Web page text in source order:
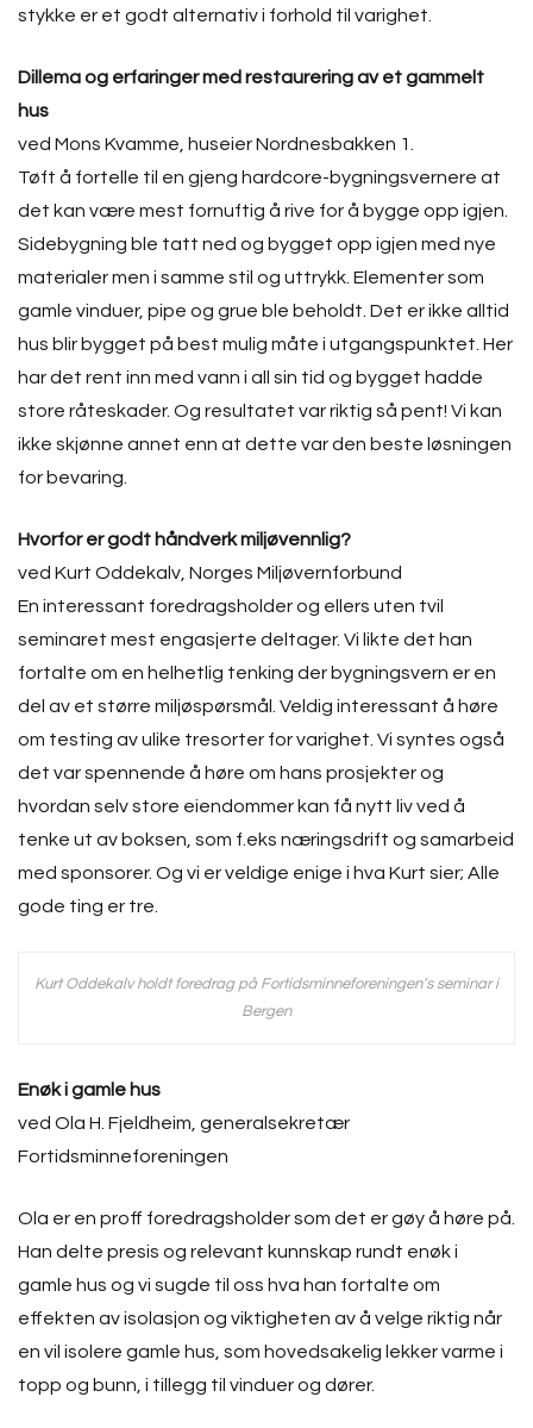
stykke er et godt alternativ i forhold til varighet.
Dillema og erfaringer med restaurering av et gammelt
hus
ved Mons Kvamme, huseier Nordnesbakken 1.
Tøft å fortelle til en gjeng hardcore-bygningsvernere at
det kan være mest fornuftig å rive for å bygge opp igjen.
Sidebygning ble tatt ned og bygget opp igjen med nye
materialer men i samme stil og uttrykk. Elementer som
gamle vinduer, pipe og grue ble beholdt. Det er ikke alltid
hus blir bygget på best mulig måte i utgangspunktet. Her
har det rent inn med vann i all sin tid og bygget hadde
store råteskader. Og resultatet var riktig så pent! Vi kan
ikke skjønne annet enn at dette var den beste løsningen
for bevaring.
Hvorfor er godt håndverk miljøvennlig?
ved Kurt Oddekalv, Norges Miljøvernforbund
En interessant foredragsholder og ellers uten tvil
seminaret mest engasjerte deltager. Vi likte det han
fortalte om en helhetlig tenking der bygningsvern er en
del av et større miljøspørsmål. Veldig interessant å høre
om testing av ulike tresorter for varighet. Vi syntes også
det var spennende å høre om hans prosjekter og
hvordan selv store eiendommer kan få nytt liv ved å
tenke ut av boksen, som f.eks næringsdrift og samarbeid
med sponsorer. Og vi er veldige enige i hva Kurt sier; Alle
gode ting er tre.
Kurt Oddekalv holdt foredrag på Fortidsminneforeningen’s seminar i
Bergen
Enøk i gamle hus
ved Ola H. Fjeldheim, generalsekretær
Fortidsminneforeningen
Ola er en proff foredragsholder som det er gøy å høre på.
Han delte presis og relevant kunnskap rundt enøk i
gamle hus og vi sugde til oss hva han fortalte om
effekten av isolasjon og viktigheten av å velge riktig når
en vil isolere gamle hus, som hovedsakelig lekker varme i
topp og bunn, i tillegg til vinduer og dører.